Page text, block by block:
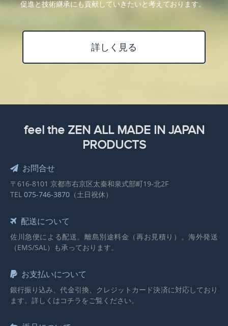
促進と技術継承にも貢献していきたいと考えております。
詳しく見る
feel the ZEN ALL MADE IN JAPAN
PRODUCTS
お問合せ
〒616-8101 京都市右京区太秦和泉式部町19-北2F
TEL 075-746-3870 （土日祝休）
配送について
佐川急便による配送。離島別途料金（再お見積り）。海外発送
（EMS/SAL）も承っております。
お支払いについて
銀行振り込み、代金引換、クレジットカード決済に対応しており
ます。詳しくはコチラをご覧ください。